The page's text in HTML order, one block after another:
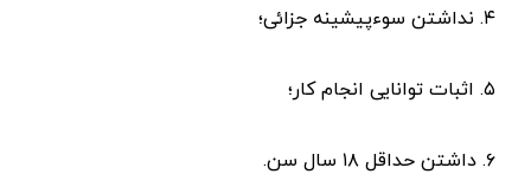
۴. نداشتن سوءپیشینه جزائی؛
۵. اثبات توانایی انجام کار؛
۶. داشتن حداقل ۱۸ سال سن.